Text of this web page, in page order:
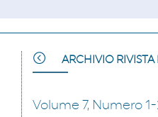
ARCHIVIO
Volume 7, Numero 1-